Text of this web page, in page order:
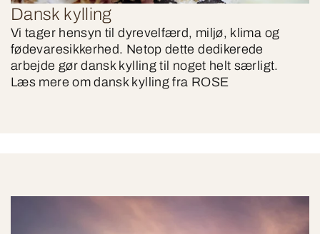
Dansk kylling
Vi tager hensyn til dyrevelfærd, miljø, klima og
fødevaresikkerhed. Netop dette dedikerede
arbejde gør dansk kylling til noget helt særligt.
Læs mere om dansk kylling fra ROSE